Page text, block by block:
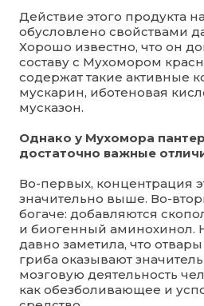
Действие этого продукта
обусловлено свойствами
Хорошо известно, что он
составу с Мухомором
содержат такие активные
мускарин, иботеновая
мусказон.
Однако у Мухомора
достаточно важные
Во-первых, концентрация
значительно выше. Во-
богаче: добавляются
и биогенный аминохинол.
давно заметила, что
гриба оказывают
мозговую деятельность
как обезболивающее и